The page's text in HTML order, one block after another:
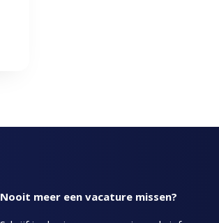
Nooit meer een vacature missen?